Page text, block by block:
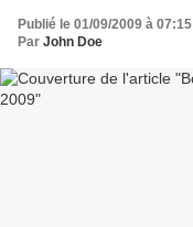
Publié le 01/09/2009 à 07:15
Par John Doe